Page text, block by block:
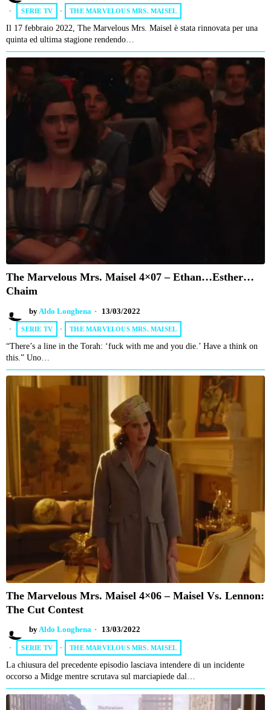
SERIE TV · THE MARVELOUS MRS. MAISEL
Il 17 febbraio 2022, The Marvelous Mrs. Maisel è stata rinnovata per una
quinta ed ultima stagione rendendo…
The Marvelous Mrs. Maisel 4×07 – Ethan…Esther…
Chaim
by Aldo Longhena 13/03/2022
SERIE TV · THE MARVELOUS MRS. MAISEL
“There’s a line in the Torah: ‘fuck with me and you die.’ Have a think on
this.” Uno…
The Marvelous Mrs. Maisel 4×06 – Maisel Vs. Lennon:
The Cut Contest
byAldo Longhena 13/03/2022
SERIE TV · THE MARVELOUS MRS. MAISEL
La chiusura del precedente episodio lasciava intendere di un incidente
occorso a Midge mentre scrutava sul marciapiede dal…